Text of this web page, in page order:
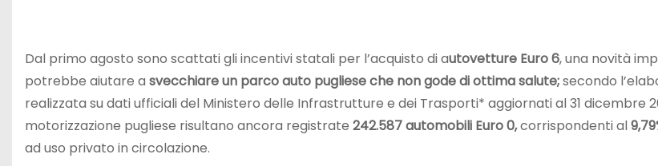
Dal primo agosto sono scattati gli incentivi statali per l’acquisto di autovetture Euro 6, una novità
potrebbe aiutare a svecchiare un parco auto pugliese che non gode di ottima salute;secondo
realizzata su dati ufficiali del Ministero delle Infrastrutture e dei Trasporti* aggiornati al 31 dicembre
motorizzazione pugliese risultano ancora registrate 242.587automobili Euro 0,corrispondenti al
ad uso privato in circolazione.